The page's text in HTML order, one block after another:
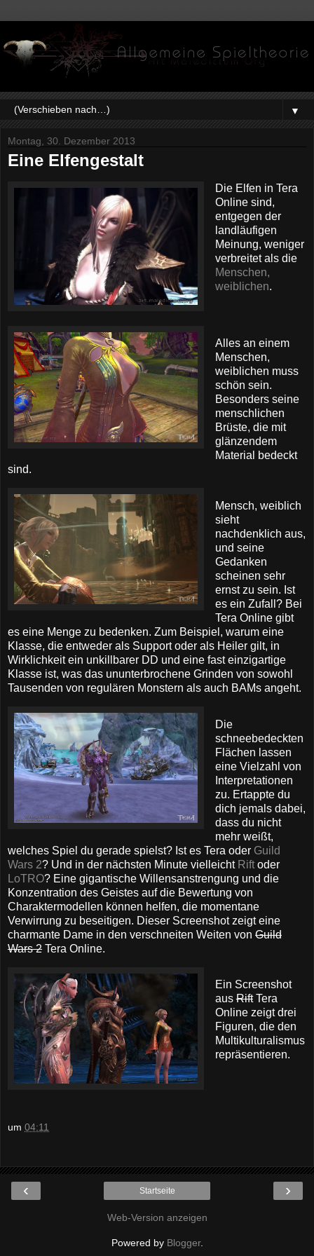
▼
Montag, 30. Dezember 2013
Eine Elfengestalt
Die Elfen in Tera
Online sind,
entgegen der
landläufigen
Meinung, weniger
verbreitet als die
Menschen,
weiblichen.
Alles an einem
Menschen,
weiblichen muss
schön sein.
Besonders seine
menschlichen
Brüste, die mit
glänzendem
Material bedeckt
sind.
Mensch, weiblich
sieht
nachdenklich aus,
und seine
Gedanken
scheinen sehr
ernst zu sein. Ist
es ein Zufall? Bei
Tera Online gibt
es eine Menge zu bedenken. Zum Beispiel, warum eine
Klasse, die entweder als Support oder als Heiler gilt, in
Wirklichkeit ein unkillbarer DD und eine fast einzigartige
Klasse ist, was das ununterbrochene Grinden von sowohl
Tausenden von regulären Monstern als auch BAMs angeht.
Die
schneebedeckten
Flächen lassen
eine Vielzahl von
Interpretationen
zu. Ertappte du
dich jemals dabei,
dass du nicht
mehr weißt,
welches Spiel du gerade spielst? Ist es Tera oder Guild
Wars 2? Und in der nächsten Minute vielleicht Rift oder
LoTRO? Eine gigantische Willensanstrengung und die
Konzentration des Geistes auf die Bewertung von
Charaktermodellen können helfen, die momentane
Verwirrung zu beseitigen. Dieser Screenshot zeigt eine
charmante Dame in den verschneiten Weiten von Guild
Wars 2 Tera Online.
Ein Screenshot
ausRiftTera
Online zeigt drei
Figuren, die den
Multikulturalismus
repräsentieren.
um 04:11
‹ ›
Startseite
Web-Version anzeigen
Powered by Blogger.